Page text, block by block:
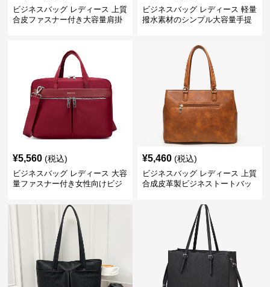
ビジネスバッグ レディース 上質
合皮ファスナー付き大容量肩掛
ビジネスバッグ レディース 軽量
撥水素材のシンプル大容量手提
¥5,560 (税込)
ビジネスバッグ レディース 大容
量ファスナー付き女性向けビジ
¥5,460 (税込)
ビジネスバッグ レディース 上質
合成皮革製ビジネストートバッ